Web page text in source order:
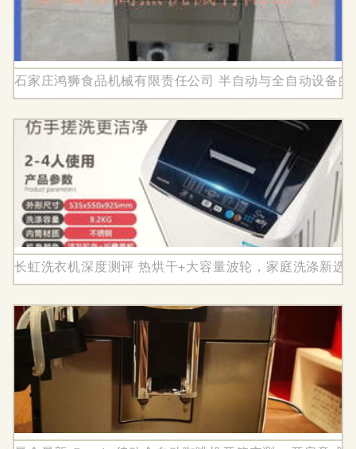
石家庄鸿狮食品机械有限责任公司 半自动与全自动设备的
长虹洗衣机深度测评 热烘干+大容量波轮，家庭洗涤新选